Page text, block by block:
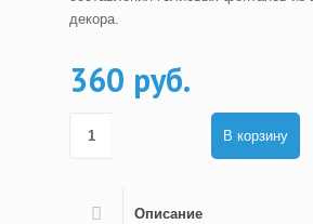
декора.
360 руб.
В корзину
Описание